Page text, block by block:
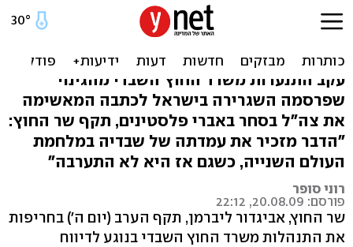
ליברמן נגד שבדיה: אתם
שותקים כמו בשואה
עקב התנערות משרד החוץ השבדי מהגינוי
שפרסמה השגרירה בישראל לכתבה המאשימה
את צה"ל בסחר באברי פלסטינים, תקף שר החוץ:
"הדבר מזכיר את עמדתה של שבדיה במלחמת
העולם השנייה, כשגם אז היא לא התערבה"
רוני סופר
פורסם: 20.08.09, 22:12
שר החוץ, אביגדור ליברמן, תקף הערב (יום ה') בחריפות
את התנהלות משרד החוץ השבדי בנוגע לדיווח